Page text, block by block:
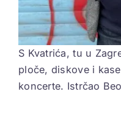
S Kvatrića, tu u
ploče, diskove i
koncerte. Istrčao